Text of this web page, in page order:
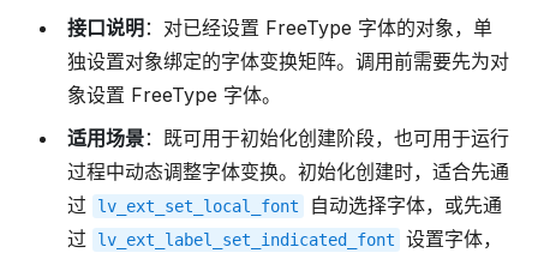
接口说明 ：对已经设置 FreeType 字体的对象，单
独设置对象绑定的字体变换矩阵。调用前需要先为对
象设置 FreeType 字体。
适用场景：既可用于初始化创建阶段，也可用于运行
过程中动态调整字体变换。初始化创建时，适合先通
过
lv_ext_set_local_font
自动选择字体，或先通
过
lv_ext_label_set_indicated_font
设置字体，